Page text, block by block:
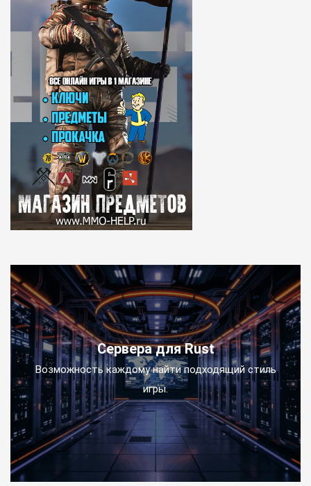
Сервера для Rust
Возможность каждому найти подходящий стиль
игры.